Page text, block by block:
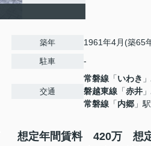
築年 1961年4月(築65
駐車 -
交通
常磐線 「いわき
磐越東線 「赤井
常磐線 「内郷 」
想定年間賃料 420万 想